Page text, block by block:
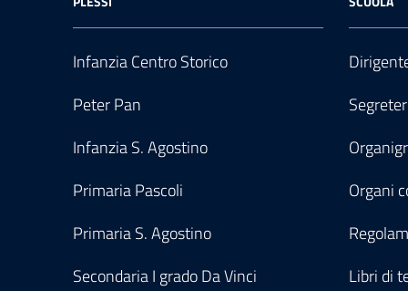
Infanzia Centro Storico
Peter Pan
Infanzia S. Agostino
Primaria Pascoli
Primaria S. Agostino
Secondaria I grado Da Vinci
Organi
Libri di